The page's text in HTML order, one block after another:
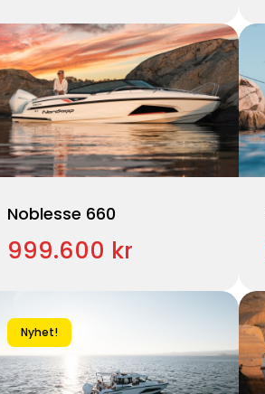
Noblesse 660
999.600 kr
Nyhet!